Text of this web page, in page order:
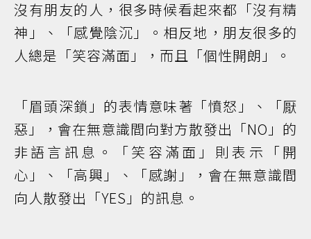
沒有朋友的人，很多時候看起來都「沒有精
神」、「感覺陰沉」。相反地，朋友很多的
人總是「笑容滿面」，而且「個性開朗」。
「眉頭深鎖」的表情意味著「憤怒」、「厭
惡」，會在無意識間向對方散發出「NO」的
非語言訊息。「笑容滿面」則表示「開
心」、「高興」、「感謝」，會在無意識間
向人散發出「YES」的訊息。